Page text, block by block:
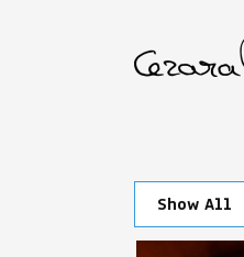
Show All